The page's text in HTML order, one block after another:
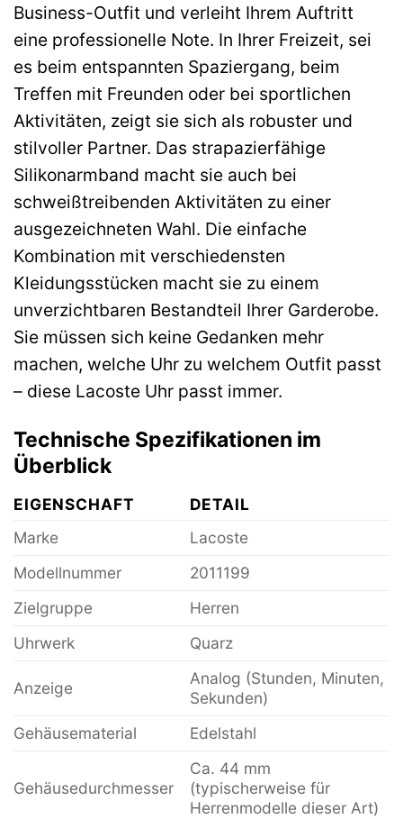
Business-Outfit und verleiht Ihrem Auftritt
eine professionelle Note. In Ihrer Freizeit, sei
es beim entspannten Spaziergang, beim
Treffen mit Freunden oder bei sportlichen
Aktivitäten, zeigt sie sich als robuster und
stilvoller Partner. Das strapazierfähige
Silikonarmband macht sie auch bei
schweißtreibenden Aktivitäten zu einer
ausgezeichneten Wahl. Die einfache
Kombination mit verschiedensten
Kleidungsstücken macht sie zu einem
unverzichtbaren Bestandteil Ihrer Garderobe.
Sie müssen sich keine Gedanken mehr
machen, welche Uhr zu welchem Outfit passt
– diese Lacoste Uhr passt immer.
Technische Spezifikationen im
Überblick
EIGENSCHAFT
DETAIL
Marke
Lacoste
Modellnummer
2011199
Zielgruppe
Herren
Uhrwerk
Quarz
Anzeige
Analog (Stunden, Minuten,
Sekunden)
Gehäusematerial
Edelstahl
Gehäusedurchmesser
Ca. 44 mm
(typischerweise für
Herrenmodelle dieser Art)